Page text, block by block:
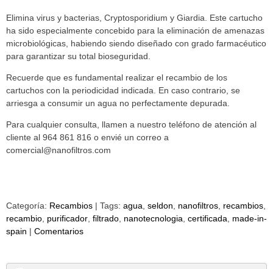
Elimina virus y bacterias, Cryptosporidium y Giardia. Este cartucho
ha sido especialmente concebido para la eliminación de amenazas
microbiológicas, habiendo siendo diseñado con grado farmacéutico
para garantizar su total bioseguridad.
Recuerde que es fundamental realizar el recambio de los
cartuchos con la periodicidad indicada. En caso contrario, se
arriesga a consumir un agua no perfectamente depurada.
Para cualquier consulta, llamen a nuestro teléfono de atención al
cliente al 964 861 816 o envié un correo a
comercial@nanofiltros.com
Categoría: Recambios | Tags: agua seldon nanofiltros recambios
recambio purificador filtrado nanotecnologia certificada made-in-
spain | Comentarios